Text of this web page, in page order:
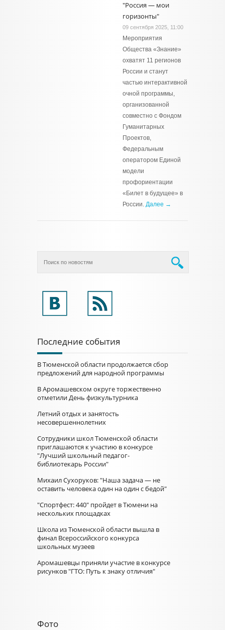
"Россия — мои
горизонты"
09 сентября 2025, 11:00
Мероприятия
Общества «Знание»
охватят 11 регионов
России и станут
частью интерактивной
очной программы,
организованной
совместно с Фондом
Гуманитарных
Проектов,
Федеральным
оператором Единой
модели
профориентации
«Билет в будущее» в
России. Далее →
Последние события
В Тюменской области продолжается сбор
предложений для народной программы
В Аромашевском округе торжественно
отметили День физкультурника
Летний отдых и занятость
несовершеннолетних
Сотрудники школ Тюменской области
приглашаются к участию в конкурсе
"Лучший школьный педагог-
библиотекарь России"
Михаил Сухоруков: "Наша задача — не
оставить человека один на один с бедой"
"Спортфест: 440" пройдет в Тюмени на
нескольких площадках
Школа из Тюменской области вышла в
финал Всероссийского конкурса
школьных музеев
Аромашевцы приняли участие в конкурсе
рисунков "ГТО: Путь к знаку отличия"
Фото